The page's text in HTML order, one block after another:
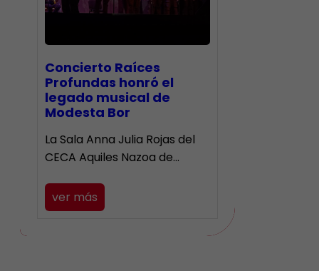
​Concierto Raíces
Profundas honró el
legado musical de
Modesta Bor
La Sala Anna Julia Rojas del
CECA Aquiles Nazoa de…
ver más